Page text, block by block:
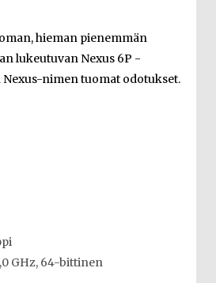
hieman pienemmän
lukeutuvan Nexus 6P -
nimen tuomat odotukset.
GHz, 64-bittinen